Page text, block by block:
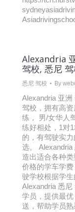
Alexandria
驾校, 悉尼
悉尼 驾校 By
Alexandria 亚
驾校，拥有高
练， 男/女华人
练好相处，1对
的，有驾驶实
选。
造出适合各种
价格的学车学
驶学校根据学
Alexandria 悉
学员，提供最
送，帮助学员